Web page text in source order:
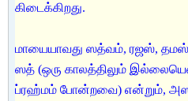
கிடைக்கிறது.
மாயையாவது ஸத்வம், ரஜஸ், தமஸ்
ஸத் (ஒரு காலத்திலும்
ப்ரஹ்மம் போன்றவை) என்றும்,